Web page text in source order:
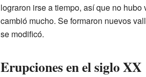
lograron irse a tiempo, así que no
cambió mucho. Se formaron nuevos
se modificó.
Erupciones en el siglo XX